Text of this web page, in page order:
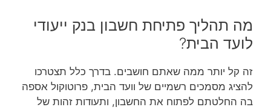
מה תהליך פתיחת חשבון בנק ייעודי
לועד הבית?
זה קל יותר ממה שאתם חושבים. בדרך כלל תצטרכו
להציג מסמכים רשמיים של וועד הבית, פרוטוקול אספה
בה החלטתם לפתוח את החשבון, ותעודות זהות של